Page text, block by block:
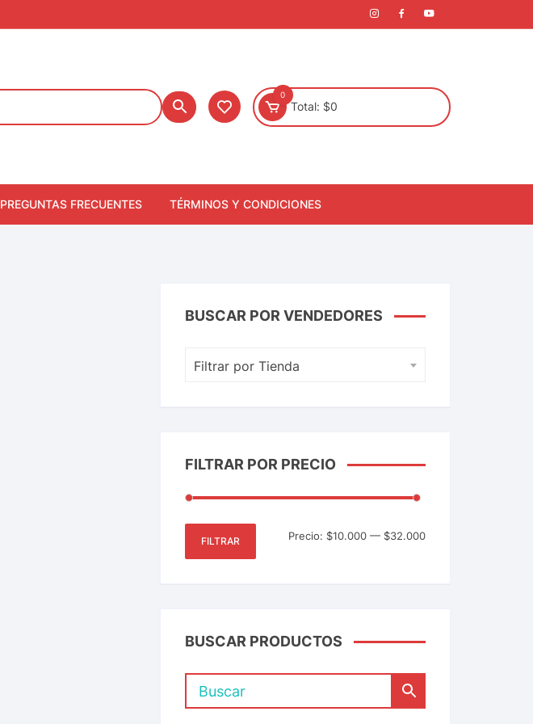
0
Total: $0
PREGUNTAS FRECUENTES TÉRMINOS Y CONDICIONES
BUSCAR POR VENDEDORES
Filtrar por Tienda
FILTRAR POR PRECIO
FILTRAR Precio: $10.000 — $32.000
BUSCAR PRODUCTOS